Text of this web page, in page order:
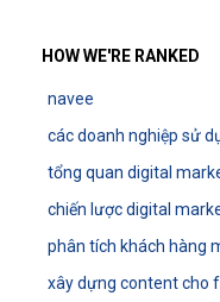
HOW WE'RE RANKED
navee
các doanh nghiệp sử
tổng quan digital
chiến lược digital
phân tích khách hàng
xây dựng content cho